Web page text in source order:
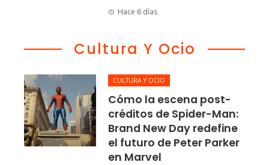
Hace 6 días
Cultura Y Ocio
CULTURA Y OCIO
Cómo la escena post-
créditos de Spider-Man:
Brand New Day redefine
el futuro de Peter Parker
en Marvel